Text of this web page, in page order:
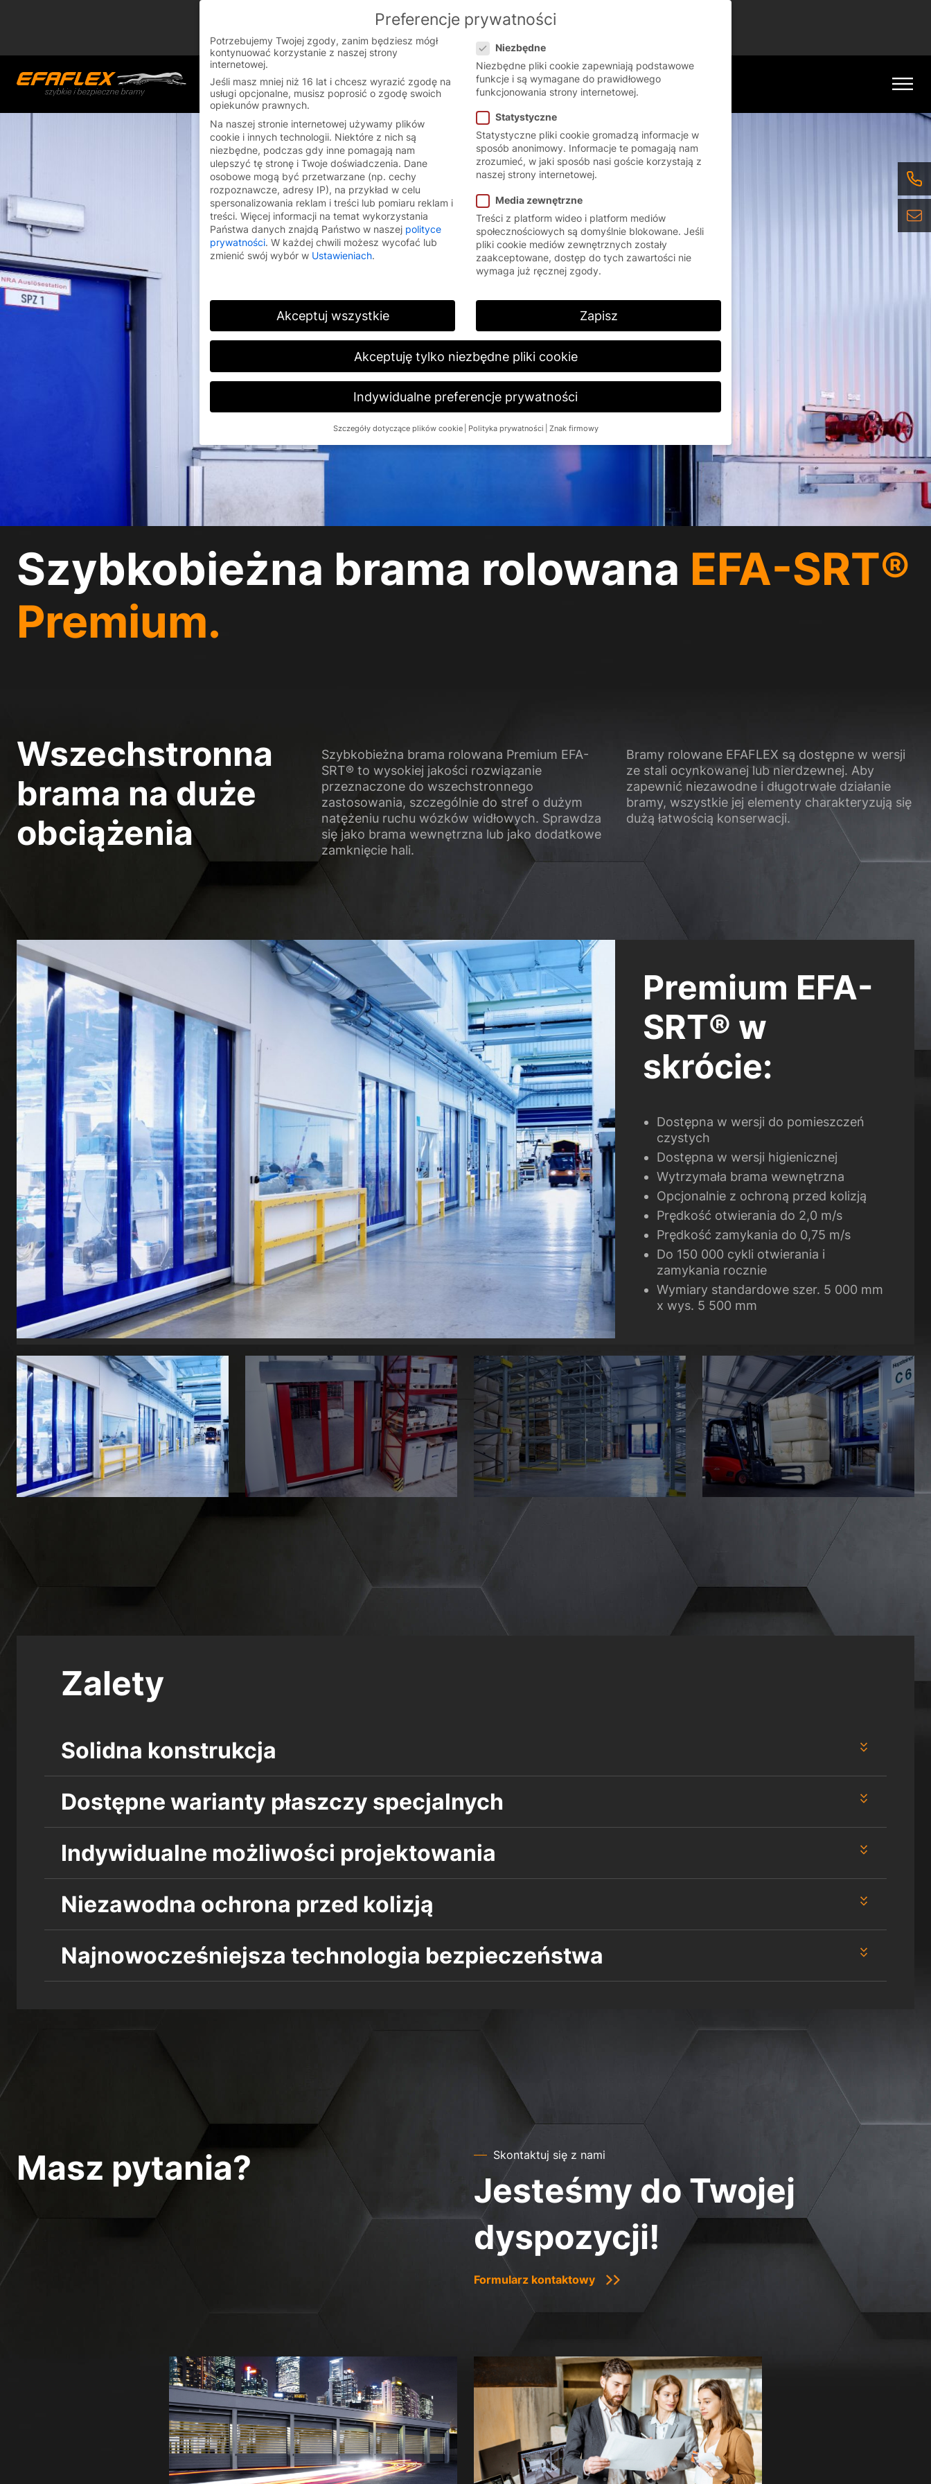
You are currently on the Polish website.
English
content
Szybkobieżna brama rolowana EFA-SRT®
Premium.
Wszechstronna
brama na duże
obciążenia
Szybkobieżna brama rolowana Premium EFA-
SRT® to wysokiej jakości rozwiązanie
przeznaczone do wszechstronnego
zastosowania, szczególnie do stref o dużym
natężeniu ruchu wózków widłowych. Sprawdza
się jako brama wewnętrzna lub jako dodatkowe
zamknięcie hali.
Bramy rolowane EFAFLEX są dostępne w wersji
ze stali ocynkowanej lub nierdzewnej. Aby
zapewnić niezawodne i długotrwałe działanie
bramy, wszystkie jej elementy charakteryzują się
dużą łatwością konserwacji.
Premium EFA-
SRT® w
skrócie:
Dostępna w wersji do pomieszczeń
czystych
Dostępna w wersji higienicznej
Wytrzymała brama wewnętrzna
Opcjonalnie z ochroną przed kolizją
Prędkość otwierania do 2,0 m/s
Prędkość zamykania do 0,75 m/s
Do 150 000 cykli otwierania i
zamykania rocznie
Wymiary standardowe szer. 5 000 mm
x wys. 5 500 mm
Zalety
Solidna konstrukcja
Dostępne warianty płaszczy specjalnych
Indywidualne możliwości projektowania
Niezawodna ochrona przed kolizją
Najnowocześniejsza technologia bezpieczeństwa
Masz pytania? Skontaktuj się z nami
Jesteśmy do Twojej
dyspozycji!
Formularz kontaktowy
Preferencje prywatności
Potrzebujemy Twojej zgody, zanim będziesz mógł
kontynuować korzystanie z naszej strony
internetowej.
Jeśli masz mniej niż 16 lat i chcesz wyrazić zgodę na
usługi opcjonalne, musisz poprosić o zgodę swoich
opiekunów prawnych.
Na naszej stronie internetowej używamy plików
cookie i innych technologii. Niektóre z nich są
niezbędne, podczas gdy inne pomagają nam
ulepszyć tę stronę i Twoje doświadczenia. Dane
osobowe mogą być przetwarzane (np. cechy
rozpoznawcze, adresy IP), na przykład w celu
spersonalizowania reklam i treści lub pomiaru reklam i
treści. Więcej informacji na temat wykorzystania
Państwa danych znajdą Państwo w naszej polityce
prywatności. W każdej chwili możesz wycofać lub
zmienić swój wybór w Ustawieniach.
Niezbędne
Niezbędne pliki cookie zapewniają podstawowe
funkcje i są wymagane do prawidłowego
funkcjonowania strony internetowej.
Statystyczne
Statystyczne pliki cookie gromadzą informacje w
sposób anonimowy. Informacje te pomagają nam
zrozumieć, w jaki sposób nasi goście korzystają z
naszej strony internetowej.
Media zewnętrzne
Treści z platform wideo i platform mediów
społecznościowych są domyślnie blokowane. Jeśli
pliki cookie mediów zewnętrznych zostały
zaakceptowane, dostęp do tych zawartości nie
wymaga już ręcznej zgody.
Akceptuj wszystkie Zapisz
Akceptuję tylko niezbędne pliki cookie
Indywidualne preferencje prywatności
Szczegóły dotyczące plików cookie Polityka prywatności Znak firmowy
Preferencje prywatności
Jeśli masz mniej niż 16 lat i chcesz wyrazić zgodę na usługi opcjonalne, musisz poprosić o zgodę swoich
podczas gdy inne pomagają nam ulepszyć tę stronę i Twoje doświadczenia.
Dane osobowe mogą być
przetwarzane (np. cechy rozpoznawcze, adresy IP), na przykład w celu spersonalizowania reklam i treści lub
polityce prywatności
Tutaj znajdziesz przegląd wszystkich używanych plików cookie. Możesz wyrazić zgodę na całe kategorie lub
wyświetlić dalsze informacje i wybrać określone pliki cookie.
Preferencje prywatności
Niezbędne (1)
goście korzystają z naszej strony internetowej.
Pokaż informacje o plikach cookie
Media zewnętrzne (2) Media zewnętrzne
Treści z platform wideo i platform mediów społecznościowych są domyślnie blokowane. Jeśli pliki cookie mediów zewnętrznych
zostały zaakceptowane, dostęp do tych zawartości nie wymaga już ręcznej zgody.
Pokaż informacje o plikach cookie
Polityka prywatności